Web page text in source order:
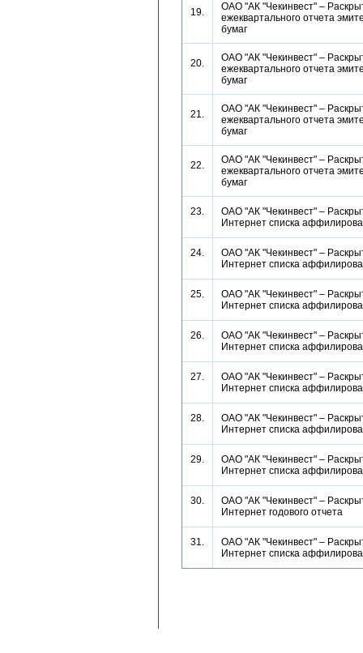
19.
ОАО "АК "Чекинвест" –
ежеквартального отчета
бумаг
20.
ОАО "АК "Чекинвест" –
ежеквартального отчета
бумаг
21.
ОАО "АК "Чекинвест" –
ежеквартального отчета
бумаг
22.
ОАО "АК "Чекинвест" –
ежеквартального отчета
бумаг
23.
ОАО "АК "Чекинвест" –
Интернет списка
24.
ОАО "АК "Чекинвест" –
Интернет списка
25.
ОАО "АК "Чекинвест" –
Интернет списка
26.
ОАО "АК "Чекинвест" –
Интернет списка
27.
ОАО "АК "Чекинвест" –
Интернет списка
28.
ОАО "АК "Чекинвест" –
Интернет списка
29.
ОАО "АК "Чекинвест" –
Интернет списка
30.
ОАО "АК "Чекинвест" –
Интернет годового отчета
31.
ОАО "АК "Чекинвест" –
Интернет списка